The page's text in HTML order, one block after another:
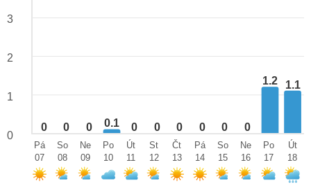
0 0 0 0.1 0 0 0 0 0 0
1.2 1.1
3
2
1
0
Pá
07
So
08
Ne
09
Po
10
Út
11
St
12
Čt
13
Pá
14
So
15
Ne
16
Po
17
Út
18